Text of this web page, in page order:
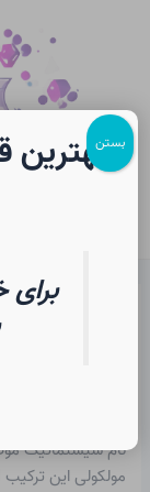
J. Ziegler
نام سیستماتیک
مولکولی این ترکیب HCOOH است.
بهترین
برای
بستن